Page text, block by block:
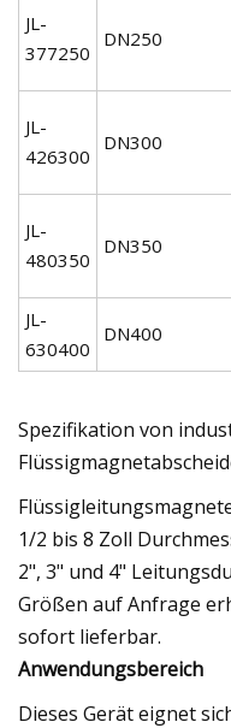
JL-
377250
DN250
JL-
426300
DN300
JL-
480350
DN350
JL-
630400
DN400
Spezifikation von
1/2 bis 8 Zoll
2", 3" und 4"
Größen auf Anfrage
sofort lieferbar.
Anwendungsbereich
Dieses Gerät eignet